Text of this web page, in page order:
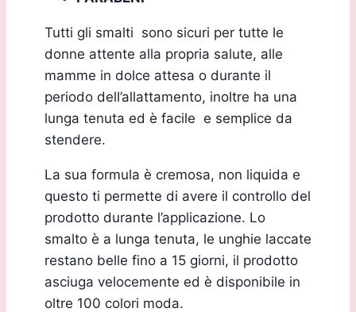
Tutti gli smalti sono sicuri per tutte le
donne attente alla propria salute, alle
mamme in dolce attesa o durante il
periodo dell’allattamento, inoltre ha una
lunga tenuta ed è facile e semplice da
stendere.
La sua formula è cremosa, non liquida e
questo ti permette di avere il controllo del
prodotto durante l’applicazione. Lo
smalto è a lunga tenuta, le unghie laccate
restano belle fino a 15 giorni, il prodotto
asciuga velocemente ed è disponibile in
oltre 100 colori moda.